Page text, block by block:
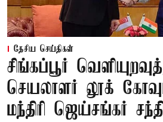
தேசிய செய்திகள்
சிங்கப்பூர்
செயலாளர் லூக்
மந்திரி ஜெய்சங்கர்